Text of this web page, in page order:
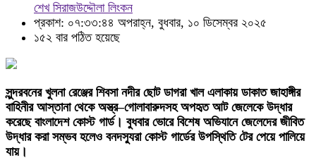
শেখ সিরাজউদ্দৌলা লিংকন
প্রকাশ: ০৭:৩৩:৪৪ অপরাহ্ন, বুধবার, ১০ ডিসেম্বর ২০২৫
১৫২ বার পঠিত হয়েছে
সুন্দরবনের খুলনা রেঞ্জের শিবসা নদীর ছোট ডাগরা খাল এলাকায় ডাকাত জাহাঙ্গীর
বাহিনীর আস্তানা থেকে অস্ত্র–গোলাবারুদসহ অপহৃত আট জেলেকে উদ্ধার
করেছে বাংলাদেশ কোস্ট গার্ড। বুধবার ভোরে বিশেষ অভিযানে জেলেদের জীবিত
উদ্ধার করা সম্ভব হলেও বনদস্যুরা কোস্ট গার্ডের উপস্থিতি টের পেয়ে পালিয়ে
যায়।